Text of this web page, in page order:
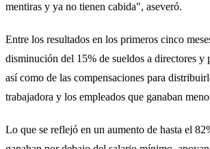
mentiras y ya no tienen cabida", aseveró.
Entre los resultados en los primeros cinco
disminución del 15% de sueldos a directores y
así como de las compensaciones para
trabajadora y los empleados que ganaban
Lo que se reflejó en un aumento de hasta el